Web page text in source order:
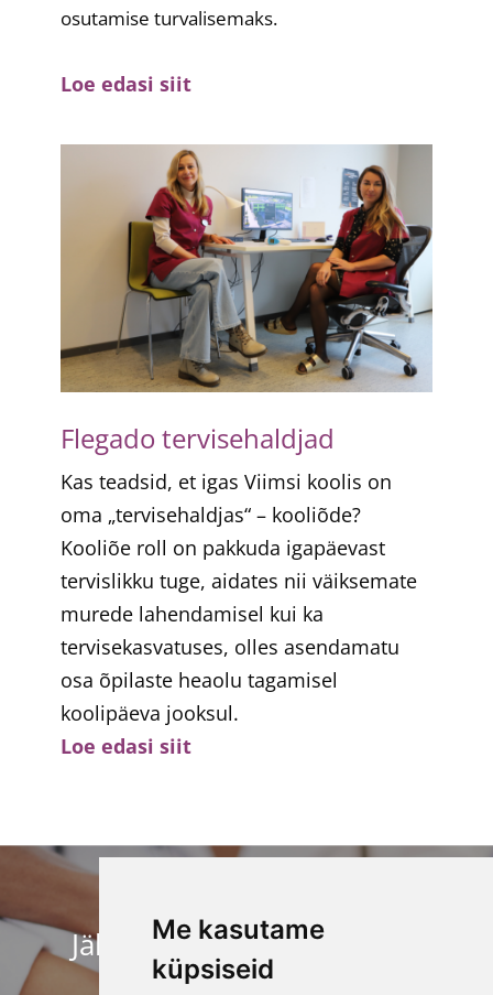
Me kasutame
küpsiseid
osutamise turvalisemaks.
Loe edasi siit
Flegado tervisehaldjad
Kas teadsid, et igas Viimsi koolis on
oma „tervisehaldjas“ – kooliõde?
Kooliõe roll on pakkuda igapäevast
tervislikku tuge, aidates nii väiksemate
murede lahendamisel kui ka
tervisekasvatuses, olles asendamatu
osa õpilaste heaolu tagamisel
koolipäeva jooksul.
Loe edasi siit
Jälgi meid sotsiaalmeedias